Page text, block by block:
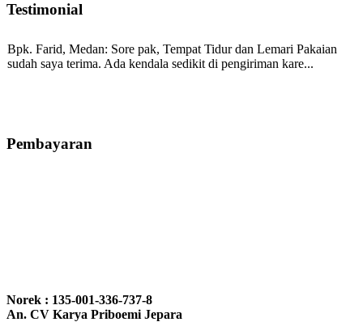
Testimonial
Bpk. Farid, Medan: Sore pak, Tempat Tidur dan Lemari Pakaian
sudah saya terima. Ada kendala sedikit di pengiriman kare...
bale2 dan kursi teras saya sudah saya terima dan p...
nyesel deh beli geby...
Pembayaran
Norek : 135-001-336-737-8
An. CV Karya Priboemi Jepara